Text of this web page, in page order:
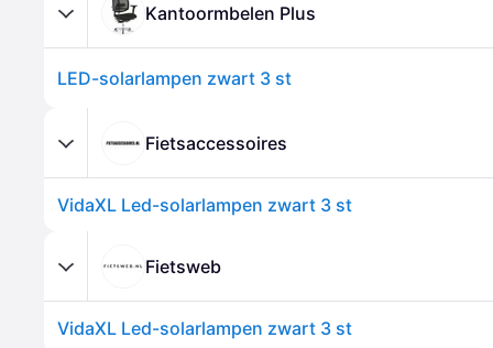
Kantoormbelen Plus
LED-solarlampen zwart 3 st
Fietsaccessoires
VidaXL Led-solarlampen zwart 3 st
Fietsweb
VidaXL Led-solarlampen zwart 3 st